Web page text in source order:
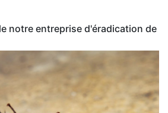
notre entreprise d'éradication de